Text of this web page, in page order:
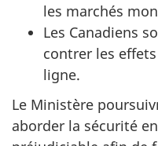
les marchés
Les Canadiens
contrer les
ligne.
Le Ministère
aborder la sécurité